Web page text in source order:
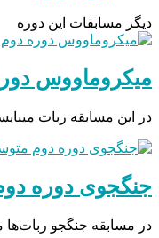
دیگر مسابقات این دوره
میکروماووس
در این مسابقه ربات
جنگجوی دوره
در مسابقه جنگجو